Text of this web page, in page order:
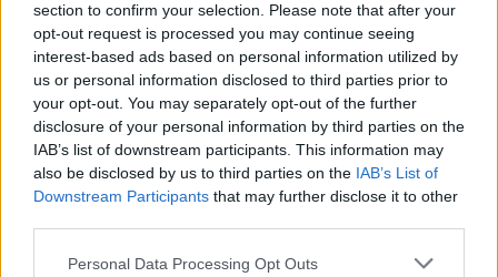
section to confirm your selection. Please note that after your
opt-out request is processed you may continue seeing
interest-based ads based on personal information utilized by
us or personal information disclosed to third parties prior to
your opt-out. You may separately opt-out of the further
disclosure of your personal information by third parties on the
IAB’s list of downstream participants. This information may
also be disclosed by us to third parties on the IAB’s List of
Downstream Participants that may further disclose it to other
Personal Data Processing Opt Outs